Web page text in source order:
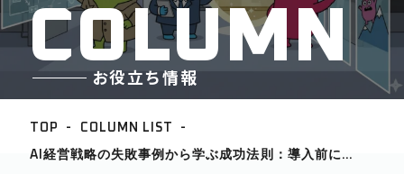
COLUMN
お役立ち情報
TOP COLUMN LIST
AI経営戦略の失敗事例から学ぶ成功法則：導入前に押